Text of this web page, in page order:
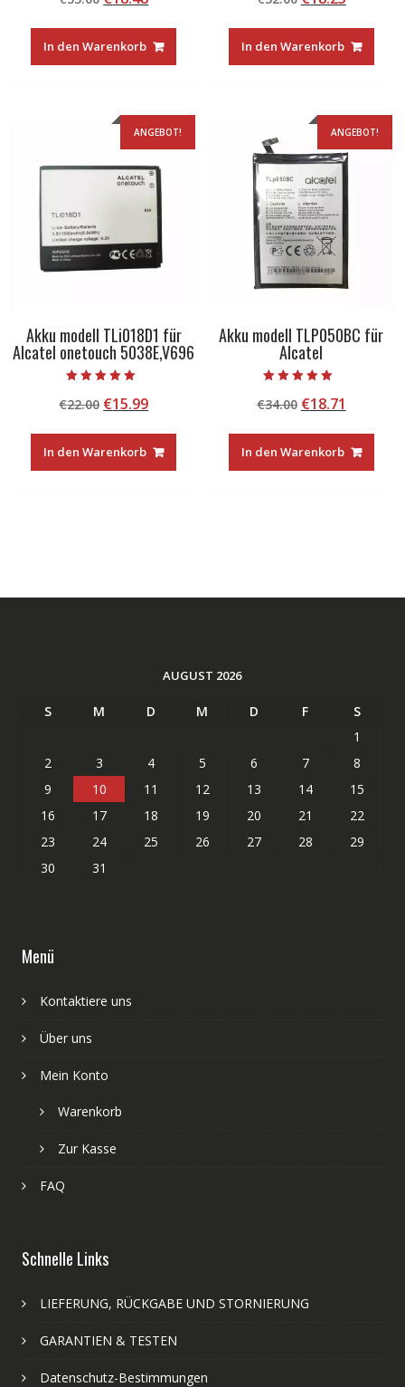
von 5
war:
€33.00
ist:
€18.48.
In den Warenkorb
von 5
war:
€32.00
ist:
€18.25.
In den Warenkorb
ANGEBOT!
Akku modell TLi018D1 für
Alcatel onetouch 5038E,V696
5.00
von 5
€22.00 Ursprünglicher
war:
€22.00
€15.99Aktueller
ist:
€15.99.
In den Warenkorb
ANGEBOT!
Akku modell TLP050BC für
Alcatel
5.00
von 5
€34.00 Ursprünglicher
war:
€34.00
€18.71
ist:
€18.71.
In den Warenkorb
AUGUST 2026
S M D M D F
S
1
2
3 4 5 6 7
8
9
10 11 12 13 14
15
16
17 18 19 20 21
22
23
24 25 26 27 28
29
30
31
Menü
Kontaktiere uns
Über uns
Mein Konto
Warenkorb
Zur Kasse
FAQ
Schnelle Links
LIEFERUNG, RÜCKGABE UND STORNIERUNG
GARANTIEN & TESTEN
Datenschutz-Bestimmungen